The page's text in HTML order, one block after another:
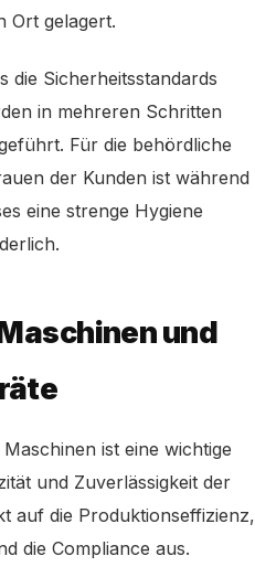
Ort gelagert.
die Sicherheitsstandards
in mehreren Schritten
Für die behördliche
der Kunden ist während
eine strenge Hygiene
und
ist eine wichtige
und Zuverlässigkeit der
auf die Produktionseffizienz,
die Compliance aus.